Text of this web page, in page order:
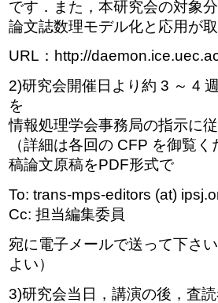
です．また，本研究会の対象
論文誌数理モデル化と応用が
URL：http://
2)研究会開催日より約 3 ～ 4
を
情報処理学会事務局の指示に
（詳細は各回の CFP を御覧
稿論文原稿をPDF形式で
To: trans-mps-editors (at)
Cc: 担当編集委員
宛に電子メールで送って下さ
よい）
3)研究会当日，講演の後，査